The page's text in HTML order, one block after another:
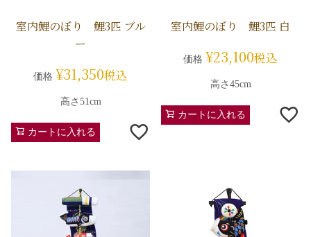
室内鯉のぼり 鯉3匹 ブル
ー
価格 ¥31,350税込
高さ51cm
カートに入れる
室内鯉のぼり 鯉3匹 白
価格 ¥23,100税込
高さ45cm
カートに入れる